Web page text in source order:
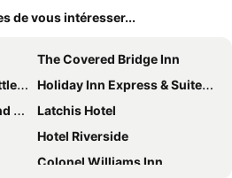
de vous intéresser...
The Covered Bridge Inn
91
Holiday Inn Express & Suites Brattleboro By Ihg
Latchis Hotel
Hotel Riverside
Colonel Williams Inn